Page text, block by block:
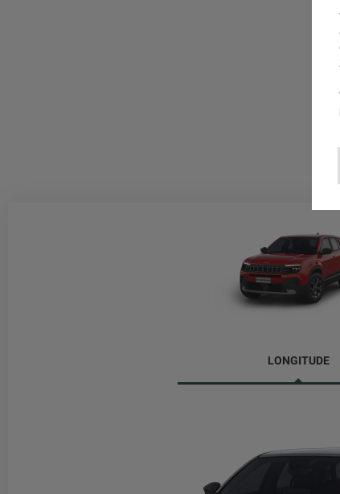
LONGITUDE